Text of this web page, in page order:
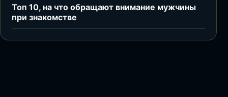
Топ 10, на что обращают внимание мужчины
при знакомстве